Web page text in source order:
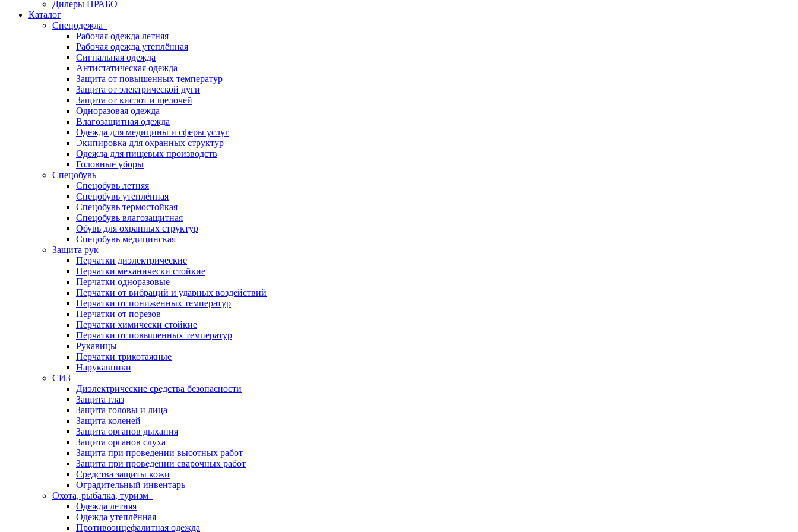
Дилеры ПРАБО
Каталог
Спецодежда
Рабочая одежда летняя
Рабочая одежда утеплённая
Сигнальная одежда
Антистатическая одежда
Защита от повышенных температур
Защита от электрической дуги
Защита от кислот и щелочей
Одноразовая одежда
Влагозащитная одежда
Одежда для медицины и сферы услуг
Экипировка для охранных структур
Одежда для пищевых производств
Головные уборы
Спецобувь
Спецобувь летняя
Спецобувь утеплённая
Спецобувь термостойкая
Спецобувь влагозащитная
Обувь для охранных структур
Спецобувь медицинская
Защита рук
Перчатки диэлектрические
Перчатки механически стойкие
Перчатки одноразовые
Перчатки от вибраций и ударных воздействий
Перчатки от пониженных температур
Перчатки от порезов
Перчатки химически стойкие
Перчатки от повышенных температур
Рукавицы
Перчатки трикотажные
Нарукавники
СИЗ
Диэлектрические средства безопасности
Защита глаз
Защита головы и лица
Защита коленей
Защита органов дыхания
Защита органов слуха
Защита при проведении высотных работ
Защита при проведении сварочных работ
Средства защиты кожи
Оградительный инвентарь
Охота, рыбалка, туризм
Одежда летняя
Одежда утеплённая
Противоэнцефалитная одежда